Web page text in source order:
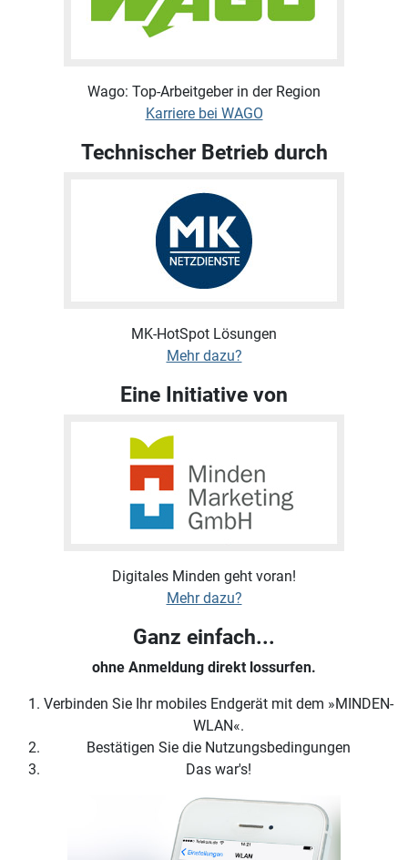
Wago: Top-Arbeitgeber in der Region
Karriere bei WAGO
Technischer Betrieb durch
MK-HotSpot Lösungen
Mehr dazu?
Eine Initiative von
Digitales Minden geht voran!
Mehr dazu?
Ganz einfach...
ohne Anmeldung direkt lossurfen.
Verbinden Sie Ihr mobiles Endgerät mit dem »MINDEN-
WLAN«.
Bestätigen Sie die Nutzungsbedingungen
Das war's!